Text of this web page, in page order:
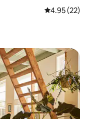
คะแนนเฉลี่ย
4.95 (22)